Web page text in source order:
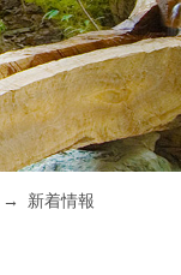
新着情報